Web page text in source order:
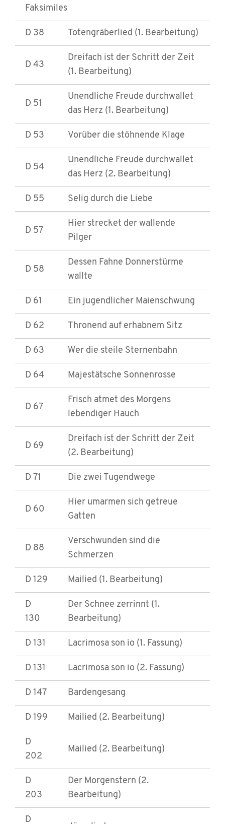
Faksimiles
D 38 Totengräberlied (1. Bearbeitung)
D 43
Dreifach ist der Schritt der Zeit
(1. Bearbeitung)
D 51
Unendliche Freude durchwallet
das Herz (1. Bearbeitung)
D 53 Vorüber die stöhnende Klage
D 54
Unendliche Freude durchwallet
das Herz (2. Bearbeitung)
D 55 Selig durch die Liebe
D 57
Hier strecket der wallende
Pilger
D 58
Dessen Fahne Donnerstürme
wallte
D 61 Ein jugendlicher Maienschwung
D 62 Thronend auf erhabnem Sitz
D 63 Wer die steile Sternenbahn
D 64 Majestätsche Sonnenrosse
D 67
Frisch atmet des Morgens
lebendiger Hauch
D 69
Dreifach ist der Schritt der Zeit
(2. Bearbeitung)
D 71 Die zwei Tugendwege
D 60
Hier umarmen sich getreue
Gatten
D 88
Verschwunden sind die
Schmerzen
D 129 Mailied (1. Bearbeitung)
D
130
Der Schnee zerrinnt (1.
Bearbeitung)
D 131 Lacrimosa son io (1. Fassung)
D 131 Lacrimosa son io (2. Fassung)
D 147 Bardengesang
D 199 Mailied (2. Bearbeitung)
D
202
Mailied (2. Bearbeitung)
D
203
Der Morgenstern (2.
Bearbeitung)
D